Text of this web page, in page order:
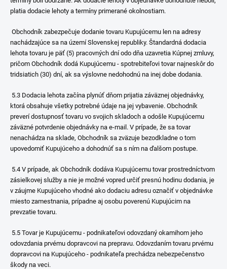
platia dodacie lehoty a termíny primerané okolnostiam.
Obchodník zabezpečuje dodanie tovaru Kupujúcemu len na adresy
nachádzajúce sa na území Slovenskej republiky. Štandardná dodacia
lehota tovaru je päť (5) pracovných dní odo dňa uzavretia Kúpnej zmluvy,
pričom Obchodník dodá Kupujúcemu - spotrebiteľovi tovar najneskôr do
tridsiatich (30) dní, ak sa výslovne nedohodnú na inej dobe dodania.
5.3 Dodacia lehota začína plynúť dňom prijatia záväznej objednávky,
ktorá obsahuje všetky potrebné údaje na jej vybavenie. Obchodník
preverí dostupnosť tovaru vo svojich skladoch a odošle Kupujúcemu
záväzné potvrdenie objednávky na e-mail. V prípade, že sa tovar
nenachádza na sklade, Obchodník sa zväzuje bezodkladne o tom
upovedomiť Kupujúceho a dohodnúť sa s ním na ďalšom postupe.
5.4 V prípade, ak Obchodník dodáva Kupujúcemu tovar prostredníctvom
zásielkovej služby a nie je možné vopred určiť presnú hodinu dodania, je
v záujme Kupujúceho vhodné ako dodaciu adresu označiť v objednávke
miesto zamestnania, prípadne aj osobu poverenú Kupujúcim na
prevzatie tovaru.
5.5 Tovar je Kupujúcemu - podnikateľovi odovzdaný okamihom jeho
odovzdania prvému dopravcovi na prepravu. Odovzdaním tovaru prvému
dopravcovi na Kupujúceho - podnikateľa prechádza nebezpečenstvo
škody na veci.